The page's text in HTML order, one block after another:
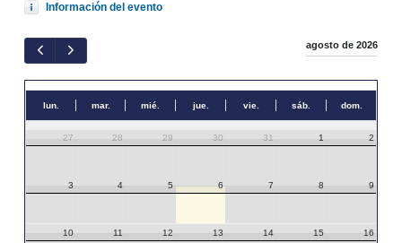
Información del evento
agosto de 2026
lun. mar. mié. jue. vie. sáb. dom.
27 28 29 30 31 1 2
3 4 5 6 7 8 9
10 11 12 13 14 15 16